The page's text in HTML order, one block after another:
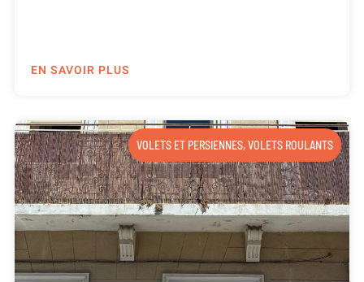
EN SAVOIR PLUS
VOLETS ET PERSIENNES,VOLETS ROULANTS